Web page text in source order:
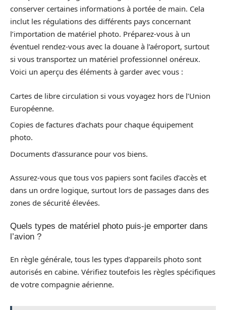
conserver certaines informations à portée de main. Cela
inclut les régulations des différents pays concernant
l’importation de matériel photo. Préparez-vous à un
éventuel rendez-vous avec la douane à l’aéroport, surtout
si vous transportez un matériel professionnel onéreux.
Voici un aperçu des éléments à garder avec vous :
Cartes de libre circulation si vous voyagez hors de l’Union
Européenne.
Copies de factures d’achats pour chaque équipement
photo.
Documents d’assurance pour vos biens.
Assurez-vous que tous vos papiers sont faciles d’accès et
dans un ordre logique, surtout lors de passages dans des
zones de sécurité élevées.
Quels types de matériel photo puis-je emporter dans
l’avion ?
En règle générale, tous les types d’appareils photo sont
autorisés en cabine. Vérifiez toutefois les règles spécifiques
de votre compagnie aérienne.